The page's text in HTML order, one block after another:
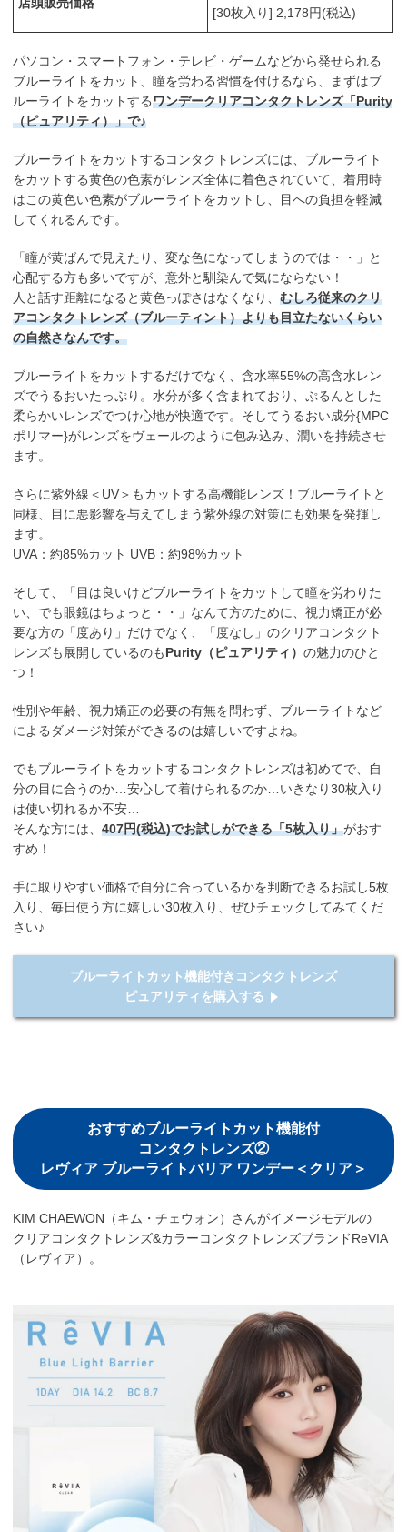
[30枚入り] 2,178円(税込)
パソコン・スマートフォン・テレビ・ゲームなどから発せられる
ブルーライトをカット、瞳を労わる習慣を付けるなら、まずはブ
ルーライトをカットするワンデークリアコンタクトレンズ「Purity
（ピュアリティ）」で♪
ブルーライトをカットするコンタクトレンズには、ブルーライト
をカットする黄色の色素がレンズ全体に着色されていて、着用時
はこの黄色い色素がブルーライトをカットし、目への負担を軽減
してくれるんです。
「瞳が黄ばんで見えたり、変な色になってしまうのでは・・」と
心配する方も多いですが、意外と馴染んで気にならない！
人と話す距離になると黄色っぽさはなくなり、むしろ従来のクリ
アコンタクトレンズ（ブルーティント）よりも目立たないくらい
の自然さなんです。
ブルーライトをカットするだけでなく、含水率55%の高含水レン
ズでうるおいたっぷり。水分が多く含まれており、ぷるんとした
柔らかいレンズでつけ心地が快適です。そしてうるおい成分{MPC
ポリマー}がレンズをヴェールのように包み込み、潤いを持続させ
ます。
さらに紫外線＜UV＞もカットする高機能レンズ！ブルーライトと
同様、目に悪影響を与えてしまう紫外線の対策にも効果を発揮し
ます。
UVA：約85%カット UVB：約98%カット
そして、「目は良いけどブルーライトをカットして瞳を労わりた
い、でも眼鏡はちょっと・・」なんて方のために、視力矯正が必
要な方の「度あり」だけでなく、「度なし」のクリアコンタクト
レンズも展開しているのもPurity（ピュアリティ）の魅力のひと
つ！
性別や年齢、視力矯正の必要の有無を問わず、ブルーライトなど
によるダメージ対策ができるのは嬉しいですよね。
でもブルーライトをカットするコンタクトレンズは初めてで、自
分の目に合うのか…安心して着けられるのか…いきなり30枚入り
は使い切れるか不安…
そんな方には、407円(税込)でお試しができる「5枚入り」がおす
すめ！
手に取りやすい価格で自分に合っているかを判断できるお試し5枚
入り、毎日使う方に嬉しい30枚入り、ぜひチェックしてみてくだ
さい♪
ブルーライトカット機能付きコンタクトレンズ
ピュアリティを購入する
おすすめブルーライトカット機能付
コンタクトレンズ②
レヴィア ブルーライトバリア ワンデー＜クリア＞
KIM CHAEWON（キム・チェウォン）さんがイメージモデルの
クリアコンタクトレンズ&カラーコンタクトレンズブランドReVIA
（レヴィア）。